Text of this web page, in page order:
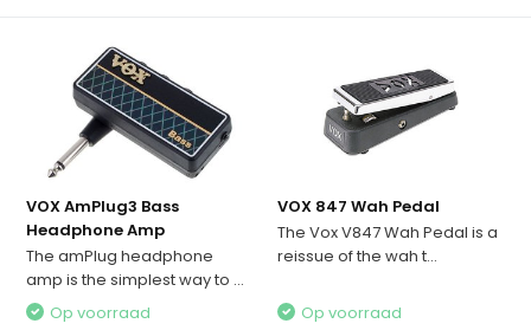
VOX AmPlug3 Bass
Headphone Amp
The amPlug headphone
amp is the simplest way to ...
Op voorraad
VOX 847 Wah Pedal
The Vox V847 Wah Pedal is a
reissue of the wah t...
Op voorraad